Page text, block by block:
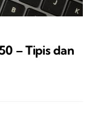
– Tipis dan